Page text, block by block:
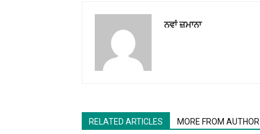
ਨਵਾਂ ਜ਼ਮਾਨਾ
RELATED ARTICLES MORE FROM AUTHOR